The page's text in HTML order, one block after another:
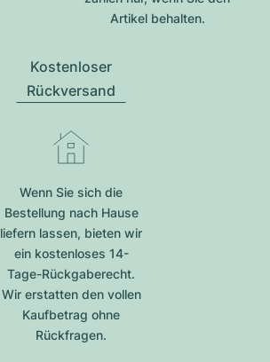
Artikel behalten.
Kostenloser
Rückversand
Wenn Sie sich die
Bestellung nach Hause
liefern lassen, bieten wir
ein kostenloses 14-
Tage-Rückgaberecht.
Wir erstatten den vollen
Kaufbetrag ohne
Rückfragen.